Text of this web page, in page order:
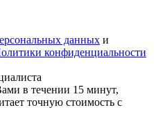
данных и
конфиденциальности
в течении 15 минут,
точную стоимость с